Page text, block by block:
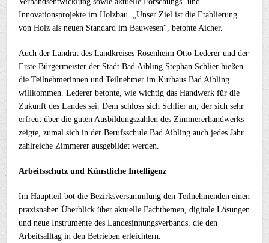
Innovationsprojekte im Holzbau. „Unser Ziel ist die Etablierung
von Holz als neuen Standard im Bauwesen“, betonte Aicher.
Auch der Landrat des Landkreises Rosenheim Otto Lederer und der
Erste Bürgermeister der Stadt Bad Aibling Stephan Schlier hießen
die Teilnehmerinnen und Teilnehmer im Kurhaus Bad Aibling
willkommen. Lederer betonte, wie wichtig das Handwerk für die
Zukunft des Landes sei. Dem schloss sich Schlier an, der sich sehr
erfreut über die guten Ausbildungszahlen des Zimmererhandwerks
zeigte, zumal sich in der Berufsschule Bad Aibling auch jedes Jahr
zahlreiche Zimmerer ausgebildet werden.
Arbeitsschutz und Künstliche Intelligenz
Im Hauptteil bot die Bezirksversammlung den Teilnehmenden einen
praxisnahen Überblick über aktuelle Fachthemen, digitale Lösungen
und neue Instrumente des Landesinnungsverbands, die den
Arbeitsalltag in den Betrieben erleichtern.